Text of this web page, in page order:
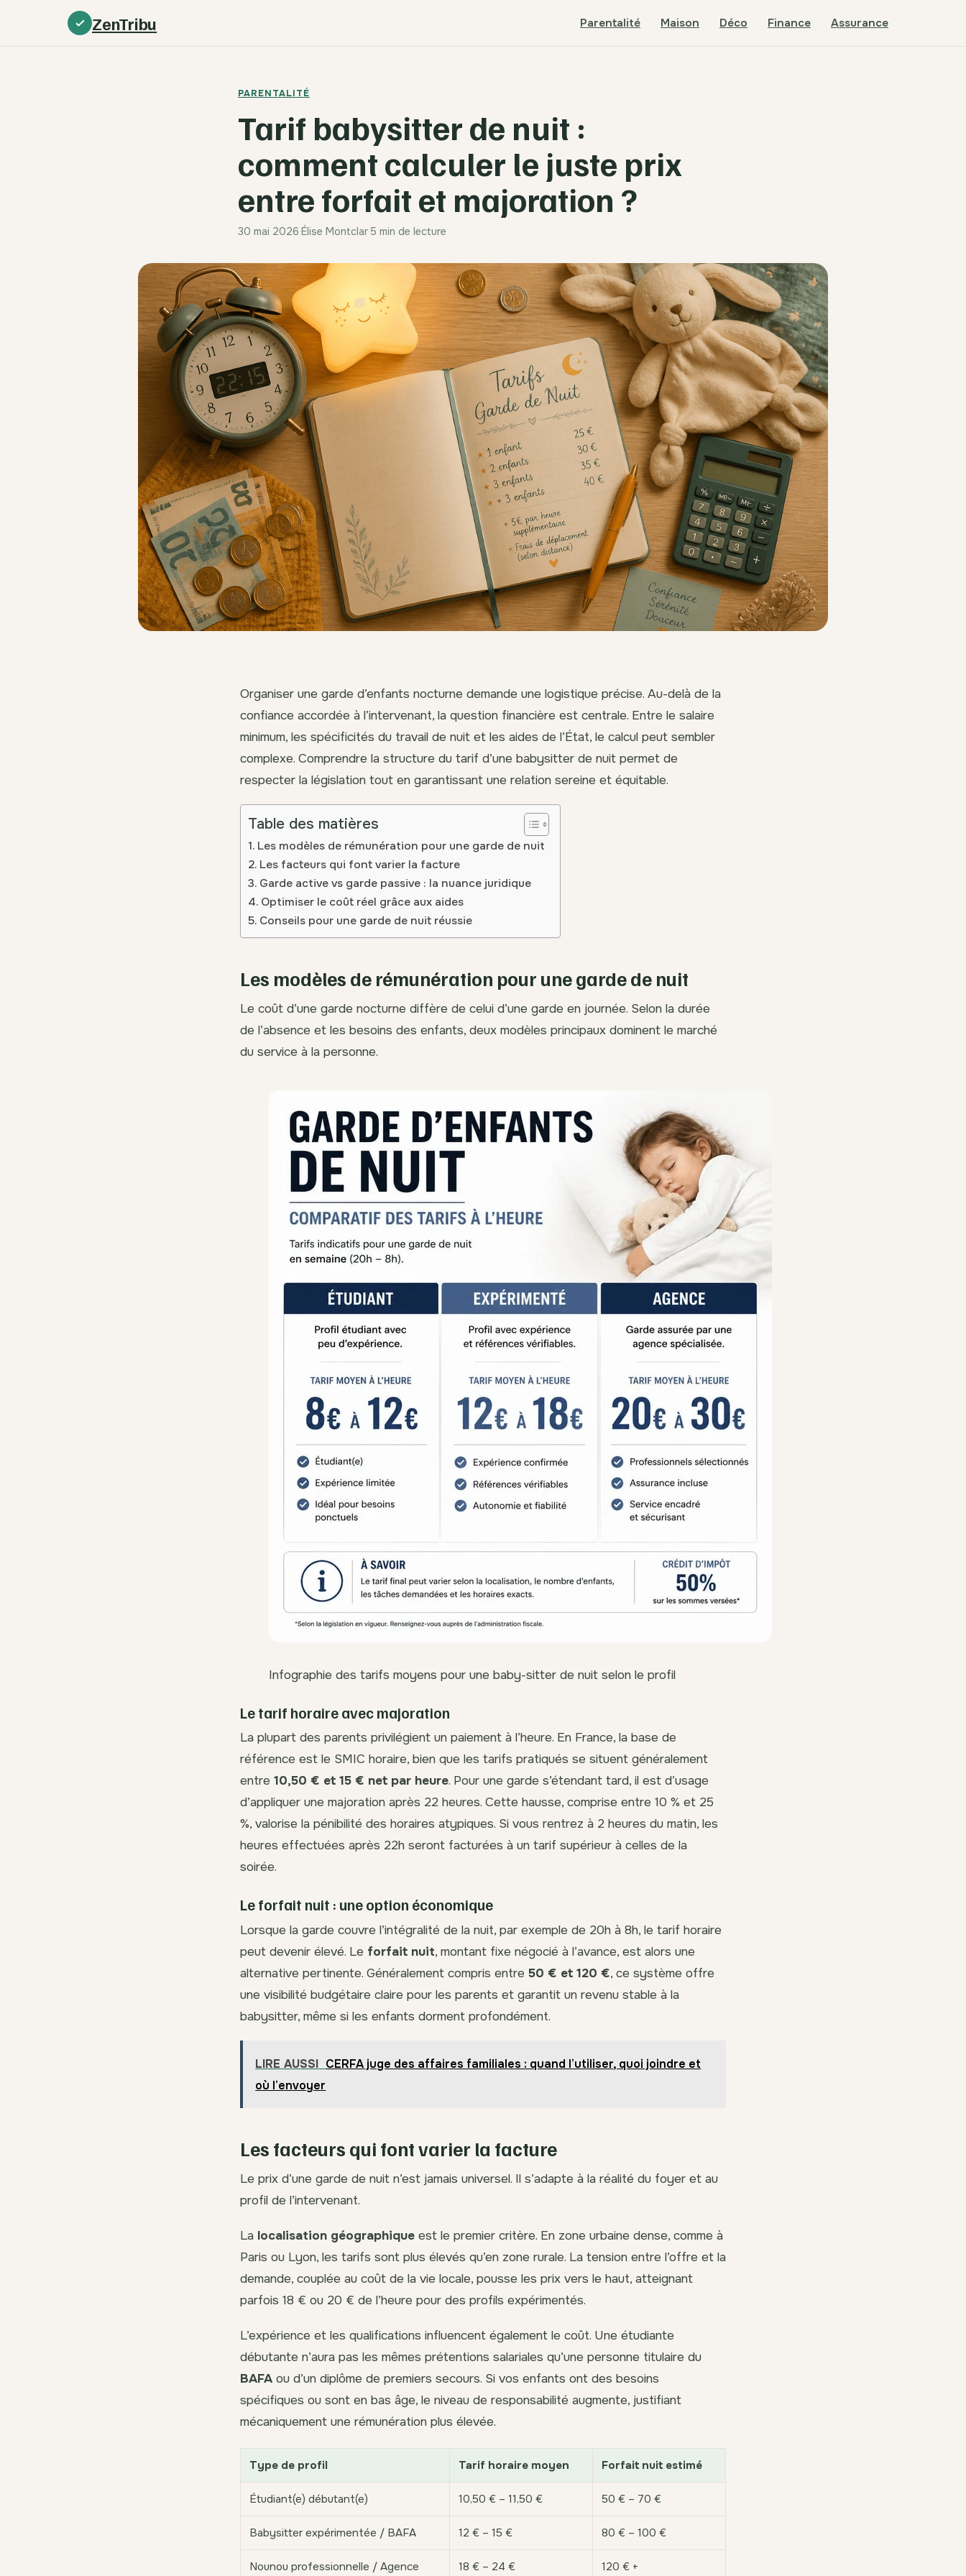
ZenTribu Parentalité Maison Déco Finance Assurance
PARENTALITÉ
Tarif babysitter de nuit :
comment calculer le juste prix
entre forfait et majoration ?
30 mai 2026·Élise Montclar·5 min de lecture
Organiser une garde d’enfants nocturne demande une logistique précise. Au-delà de la
confiance accordée à l’intervenant, la question financière est centrale. Entre le salaire
minimum, les spécificités du travail de nuit et les aides de l’État, le calcul peut sembler
complexe. Comprendre la structure du tarif d’une babysitter de nuit permet de
respecter la législation tout en garantissant une relation sereine et équitable.
Table des matières
Les modèles de rémunération pour une garde de nuit
Les facteurs qui font varier la facture
Garde active vs garde passive : la nuance juridique
Optimiser le coût réel grâce aux aides
Conseils pour une garde de nuit réussie
Les modèles de rémunération pour une garde de nuit
Le coût d’une garde nocturne diffère de celui d’une garde en journée. Selon la durée
de l’absence et les besoins des enfants, deux modèles principaux dominent le marché
du service à la personne.
Infographie des tarifs moyens pour une baby-sitter de nuit selon le profil
Le tarif horaire avec majoration
La plupart des parents privilégient un paiement à l’heure. En France, la base de
référence est le SMIC horaire, bien que les tarifs pratiqués se situent généralement
entre 10,50 € et 15 € net par heure. Pour une garde s’étendant tard, il est d’usage
d’appliquer une majoration après 22 heures. Cette hausse, comprise entre 10 % et 25
%, valorise la pénibilité des horaires atypiques. Si vous rentrez à 2 heures du matin, les
heures effectuées après 22h seront facturées à un tarif supérieur à celles de la
soirée.
Le forfait nuit : une option économique
Lorsque la garde couvre l’intégralité de la nuit, par exemple de 20h à 8h, le tarif horaire
peut devenir élevé. Le forfait nuit, montant fixe négocié à l’avance, est alors une
alternative pertinente. Généralement compris entre 50 € et 120 €, ce système offre
une visibilité budgétaire claire pour les parents et garantit un revenu stable à la
babysitter, même si les enfants dorment profondément.
LIRE AUSSI CERFA juge des affaires familiales : quand l’utiliser, quoi joindre et
où l’envoyer
Les facteurs qui font varier la facture
Le prix d’une garde de nuit n’est jamais universel. Il s’adapte à la réalité du foyer et au
profil de l’intervenant.
La localisation géographique est le premier critère. En zone urbaine dense, comme à
Paris ou Lyon, les tarifs sont plus élevés qu’en zone rurale. La tension entre l’offre et la
demande, couplée au coût de la vie locale, pousse les prix vers le haut, atteignant
parfois 18 € ou 20 € de l’heure pour des profils expérimentés.
L’expérience et les qualifications influencent également le coût. Une étudiante
débutante n’aura pas les mêmes prétentions salariales qu’une personne titulaire du
BAFA ou d’un diplôme de premiers secours. Si vos enfants ont des besoins
spécifiques ou sont en bas âge, le niveau de responsabilité augmente, justifiant
mécaniquement une rémunération plus élevée.
Type de profil Tarif horaire moyen Forfait nuit estimé
Étudiant(e) débutant(e) 10,50 € – 11,50 € 50 € – 70 €
Babysitter expérimentée / BAFA 12 € – 15 € 80 € – 100 €
Nounou professionnelle / Agence 18 € – 24 € 120 € +